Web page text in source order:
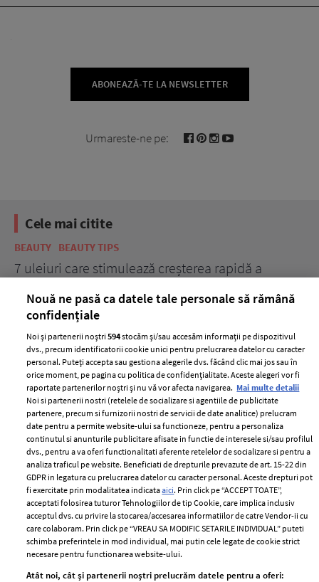
ABONEAZĂ-TE LA NEWSLETTER
Urmareste-ne pe:
Cele mai citite
BEAUTY BEAUTY TIPS
7 uleiuri care stimulează creșterea rapidă a
ELLE Style Awards
2024
Despre ELLE
Romania
Contact
Abonamente
Termeni si conditii
Politica de
confidențialitate
Politica de cookies
Publicitate
Nouă ne pasă ca datele tale personale să rămână
confidențiale
Noi și partenerii noștri594stocăm și/sau accesăm informații pe dispozitivul
dvs., precum identificatorii cookie unici pentru prelucrarea datelor cu caracter
personal. Puteți accepta sau gestiona alegerile dvs. făcând clic mai jos sau în
orice moment, pe pagina cu politica de confidențialitate. Aceste alegeri vor fi
raportate partenerilor noștri și nu vă vor afecta navigarea. Mai multe detalii
Noi si partenerii nostri (retelele de socializare si agentiile de publicitate
partenere, precum si furnizorii nostri de servicii de date analitice) prelucram
date pentru a permite website-ului sa functioneze, pentru a personaliza
continutul si anunturile publicitare afisate in functie de interesele si/sau profilul
dvs., pentru a va oferi functionalitati aferente retelelor de socializare si pentru a
analiza traficul pe website. Beneficiati de drepturile prevazute de art. 15-22 din
GDPR in legatura cu prelucrarea datelor cu caracter personal. Aceste drepturi pot
fi exercitate prin modalitatea indicataaici. Prin click pe “ACCEPT TOATE”,
acceptati folosirea tuturor Tehnologiilor de tip Cookie, care implica inclusiv
acceptul dvs. cu privire la stocarea/accesarea informatiilor de catre Vendor-ii cu
care colaboram. Prin click pe “VREAU SA MODIFIC SETARILE INDIVIDUAL” puteti
schimba preferintele in mod individual, mai putin cele legate de cookie strict
necesare pentru functionarea website-ului.
Atât noi, cât și partenerii noștri prelucrăm datele pentru a oferi: